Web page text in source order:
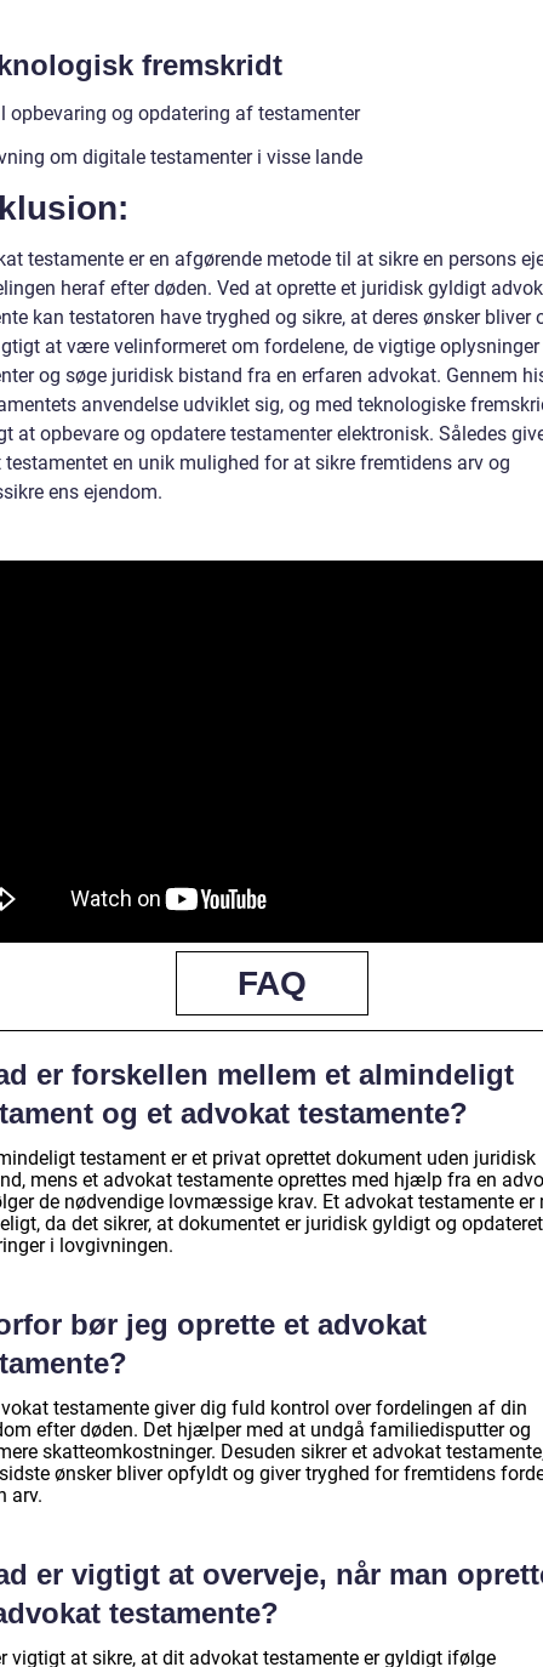
fremskridt
opbevaring og opdatering af testamenter
om digitale testamenter i visse lande
testamente er en afgørende metode til at sikre en persons
heraf efter døden. Ved at oprette et juridisk gyldigt
kan testatoren have tryghed og sikre, at deres ønsker bliver
at være velinformeret om fordelene, de vigtige
og søge juridisk bistand fra en erfaren advokat. Gennem
anvendelse udviklet sig, og med teknologiske
at opbevare og opdatere testamenter elektronisk. Således
testamentet en unik mulighed for at sikre fremtidens arv og
ens ejendom.
FAQ
er forskellen mellem et almindeligt
og et advokat testamente?
testament er et privat oprettet dokument uden juridisk
mens et advokat testamente oprettes med hjælp fra en
de nødvendige lovmæssige krav. Et advokat testamente er
da det sikrer, at dokumentet er juridisk gyldigt og
i lovgivningen.
bør jeg oprette et advokat
testamente giver dig fuld kontrol over fordelingen af din
efter døden. Det hjælper med at undgå familiedisputter og
skatteomkostninger. Desuden sikrer et advokat
ønsker bliver opfyldt og giver tryghed for fremtidens
arv.
er vigtigt at overveje, når man
testamente?
vigtigt at sikre, at dit advokat testamente er gyldigt ifølge